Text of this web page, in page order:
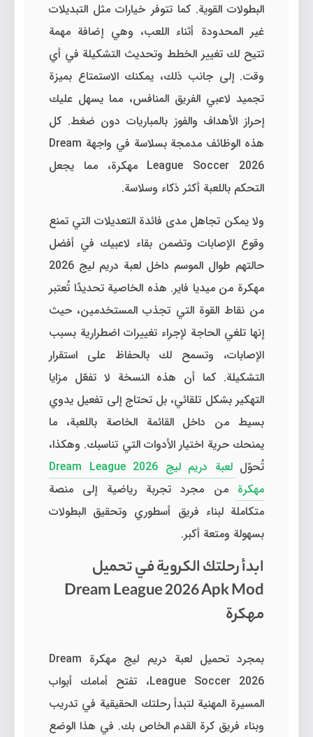
البطولات القوية. كما تتوفر خيارات مثل التبديلات
غير المحدودة أثناء اللعب، وهي إضافة مهمة
تتيح لك تغيير الخطط وتحديث التشكيلة في أي
وقت. إلى جانب ذلك، يمكنك الاستمتاع بميزة
تجميد لاعبي الفريق المنافس، مما يسهل عليك
إحراز الأهداف والفوز بالمباريات دون ضغط. كل
هذه الوظائف مدمجة بسلاسة في واجهة Dream
League Soccer 2026 مهكرة، مما يجعل
التحكم باللعبة أكثر ذكاء وسلاسة.
ولا يمكن تجاهل مدى فائدة التعديلات التي تمنع
وقوع الإصابات وتضمن بقاء لاعبيك في أفضل
حالتهم طوال الموسم داخل لعبة دريم ليج 2026
مهكرة من ميديا فاير. هذه الخاصية تحديدًا تُعتبر
من نقاط القوة التي تجذب المستخدمين، حيث
إنها تلغي الحاجة لإجراء تغييرات اضطرارية بسبب
الإصابات، وتسمح لك بالحفاظ على استقرار
التشكيلة. كما أن هذه النسخة لا تفعّل مزايا
التهكير بشكل تلقائي، بل تحتاج إلى تفعيل يدوي
بسيط من داخل القائمة الخاصة باللعبة، ما
يمنحك حرية اختيار الأدوات التي تناسبك. وهكذا،
تُحوّل
لعبة دريم ليج Dream League 2026
مهكرة من مجرد تجربة رياضية إلى منصة
متكاملة لبناء فريق أسطوري وتحقيق البطولات
بسهولة ومتعة أكبر.
ابدأ رحلتك الكروية في تحميل
Dream League 2026 Apk Mod
مهكرة
بمجرد تحميل لعبة دريم ليج مهكرة Dream
League Soccer 2026، تفتح أمامك أبواب
المسيرة المهنية لتبدأ رحلتك الحقيقية في تدريب
وبناء فريق كرة القدم الخاص بك. في هذا الوضع